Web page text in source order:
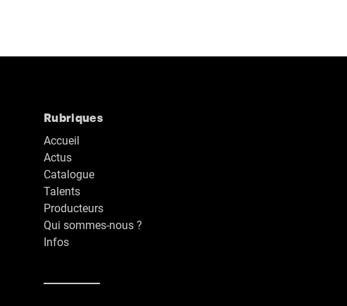
Rubriques
Accueil
Actus
Catalogue
Talents
Producteurs
Qui sommes-nous ?
Infos